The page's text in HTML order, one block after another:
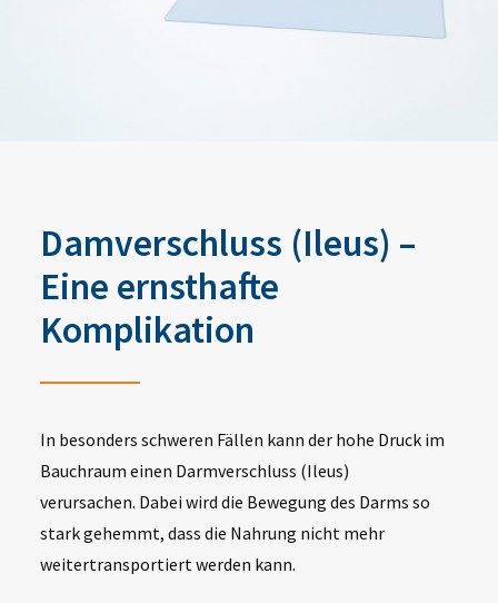
Damverschluss (Ileus) –
Eine ernsthafte
Komplikation
In besonders schweren Fällen kann der hohe Druck im
Bauchraum einen Darmverschluss (Ileus)
verursachen. Dabei wird die Bewegung des Darms so
stark gehemmt, dass die Nahrung nicht mehr
weitertransportiert werden kann.